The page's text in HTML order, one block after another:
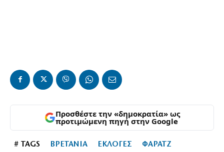
Προσθέστε την «δημοκρατία» ως
προτιμώμενη πηγή στην Google
# TAGS ΒΡΕΤΑΝΙΑ ΕΚΛΟΓΕΣ ΦΑΡΑΤΖ